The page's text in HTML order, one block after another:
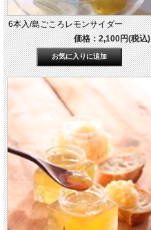
6本入/島ごころレモンサイダー
価格：2,100円(税込)